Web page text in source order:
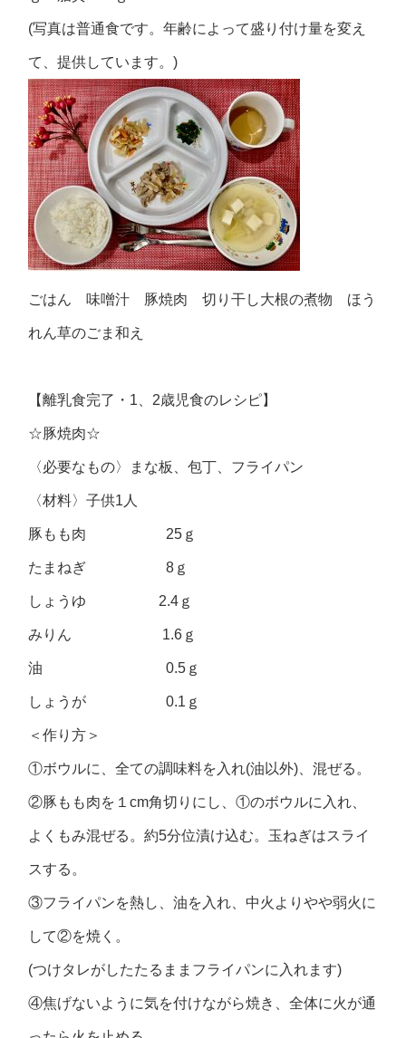
(写真は普通食です。年齢によって盛り付け量を変え
て、提供しています。)
ごはん 味噌汁 豚焼肉 切り干し大根の煮物 ほう
れん草のごま和え
【離乳食完了・1、2歳児食のレシピ】
☆豚焼肉☆
〈必要なもの〉まな板、包丁、フライパン
〈材料〉子供1人
豚もも肉 25ｇ
たまねぎ 8ｇ
しょうゆ 2.4ｇ
みりん 1.6ｇ
油 0.5ｇ
しょうが 0.1ｇ
＜作り方＞
①ボウルに、全ての調味料を入れ(油以外)、混ぜる。
②豚もも肉を１cm角切りにし、①のボウルに入れ、
よくもみ混ぜる。約5分位漬け込む。玉ねぎはスライ
スする。
③フライパンを熱し、油を入れ、中火よりやや弱火に
して②を焼く。
(つけタレがしたたるままフライパンに入れます)
④焦げないように気を付けながら焼き、全体に火が通